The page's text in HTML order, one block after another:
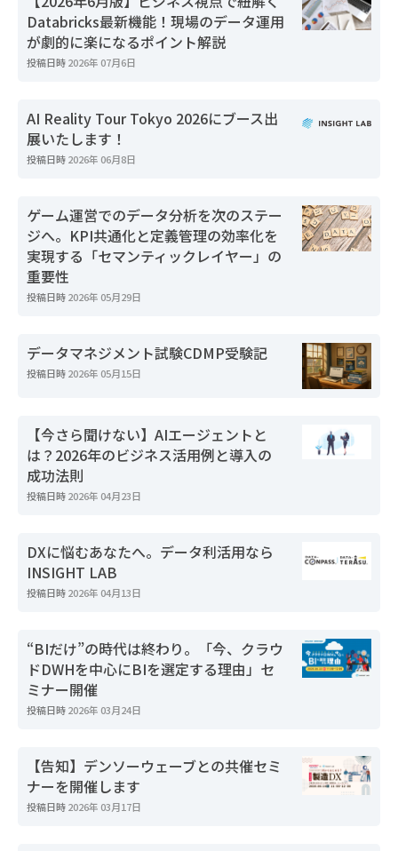
Databricks最新機能！現場のデータ運用
が劇的に楽になるポイント解説
投稿日時2026年 07月6日
AI Reality Tour Tokyo 2026にブース出
展いたします！
投稿日時2026年 06月8日
ゲーム運営でのデータ分析を次のステー
ジへ。KPI共通化と定義管理の効率化を
実現する「セマンティックレイヤー」の
重要性
投稿日時2026年 05月29日
データマネジメント試験CDMP受験記
投稿日時2026年 05月15日
【今さら聞けない】AIエージェントと
は？2026年のビジネス活用例と導入の
成功法則
投稿日時2026年 04月23日
DXに悩むあなたへ。データ利活用なら
INSIGHT LAB
投稿日時2026年 04月13日
“BIだけ”の時代は終わり。「今、クラウ
ドDWHを中心にBIを選定する理由」セ
ミナー開催
投稿日時2026年 03月24日
【告知】デンソーウェーブとの共催セミ
ナーを開催します
投稿日時2026年 03月17日